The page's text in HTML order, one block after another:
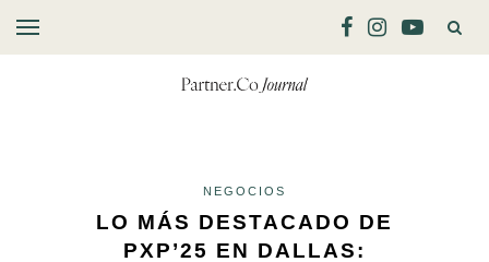
NEGOCIOS
LO MÁS DESTACADO DE
PXP’25 EN DALLAS: